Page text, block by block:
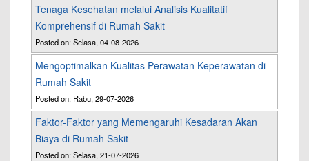
Tenaga Kesehatan melalui Analisis Kualitatif
Komprehensif di Rumah Sakit
Posted on: Selasa, 04-08-2026
Mengoptimalkan Kualitas Perawatan Keperawatan di
Rumah Sakit
Posted on: Rabu, 29-07-2026
Faktor-Faktor yang Memengaruhi Kesadaran Akan
Biaya di Rumah Sakit
Posted on: Selasa, 21-07-2026